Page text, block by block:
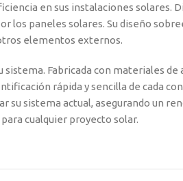
en sus instalaciones solares.
los paneles solares. Su diseño
elementos externos.
Fabricada con materiales de
rápida y sencilla de cada
su sistema actual, asegurando un
cualquier proyecto solar.